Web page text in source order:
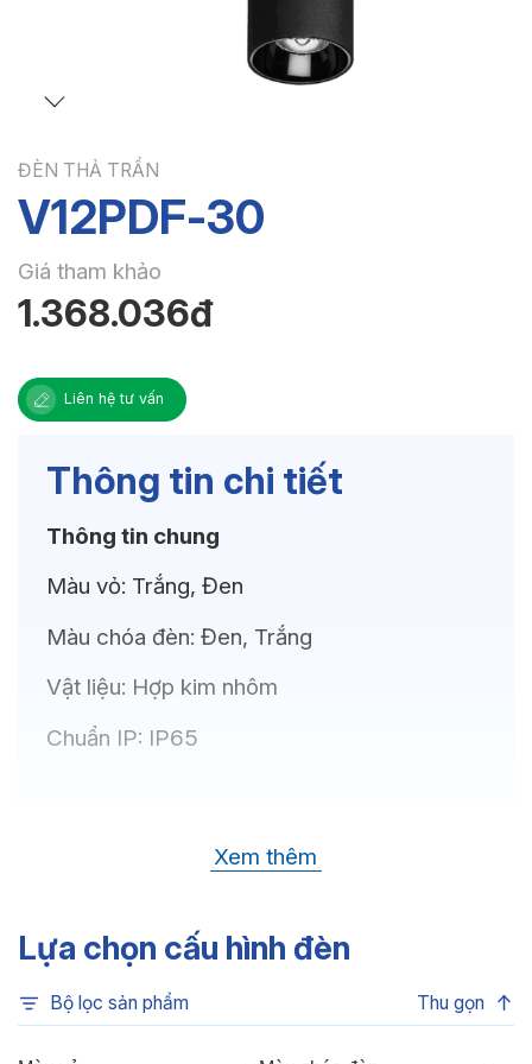
ĐÈN THẢ TRẦN
V12PDF-30
Giá tham khảo
1.368.036đ
Liên hệ tư vấn
Thông tin chi tiết
Thông tin chung
Màu vỏ: Trắng, Đen
Màu chóa đèn: Đen, Trắng
Vật liệu: Hợp kim nhôm
Chuẩn IP: IP65
CREE(USA)
Nhiệt độ màu:6500K, 4000K, 3500K,
3000K
Chỉ số hoàn màu:
Xem thêm
Lựa chọn cấu hình đèn
Bộ lọc sản phẩm Thu gọn